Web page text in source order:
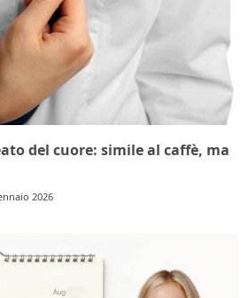
del cuore: simile al caffè, ma
2026